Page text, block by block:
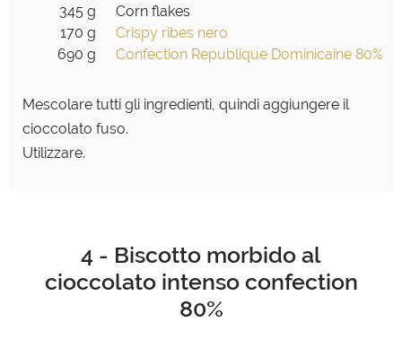
345 g
Corn flakes
170 g
Crispy ribes nero
690 g
Confection Republique Dominicaine 80%
Mescolare tutti gli ingredienti, quindi aggiungere il
cioccolato fuso.
Utilizzare.
4 - Biscotto morbido al
cioccolato intenso confection
80%